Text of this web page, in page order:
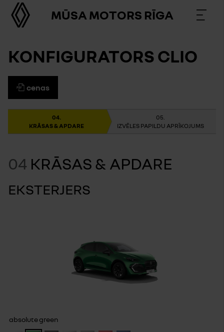
MŪSA MOTORS RĪGA
KONFIGURATORS CLIO
cenas
KRĀSAS & APDARE IZVĒLES PAPILDU APRĪKOJUMS
04 KRĀSAS & APDARE
EKSTERJERS
absolute green